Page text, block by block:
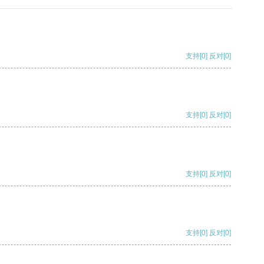
支持[0] 反对[0]
支持[0] 反对[0]
支持[0] 反对[0]
支持[0] 反对[0]